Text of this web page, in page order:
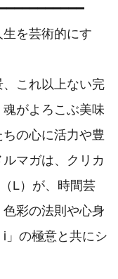
生を芸術的にす
これ以上ない完
がよろこぶ美味
の心に活力や豊
マガは、クリカ
L）が、時間芸
彩の法則や心身
」の極意と共にシ